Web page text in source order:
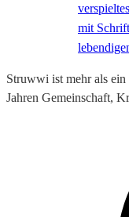
Struwwi ist mehr als
Jahren Gemeinschaft,